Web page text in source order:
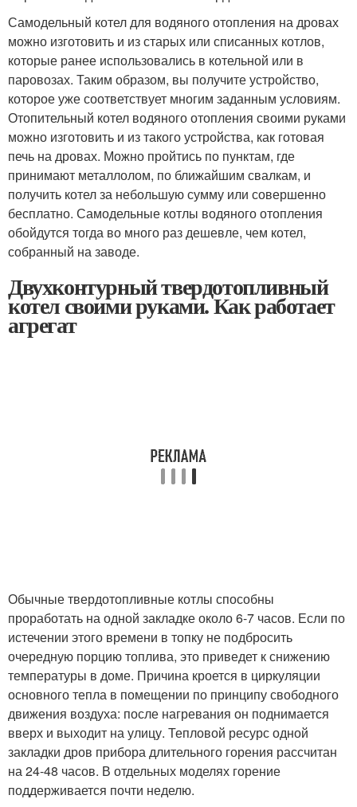
Самодельный котел для водяного отопления на дровах
можно изготовить и из старых или списанных котлов,
которые ранее использовались в котельной или в
паровозах. Таким образом, вы получите устройство,
которое уже соответствует многим заданным условиям.
Отопительный котел водяного отопления своими руками
можно изготовить и из такого устройства, как готовая
печь на дровах. Можно пройтись по пунктам, где
принимают металлолом, по ближайшим свалкам, и
получить котел за небольшую сумму или совершенно
бесплатно. Самодельные котлы водяного отопления
обойдутся тогда во много раз дешевле, чем котел,
собранный на заводе.
Двухконтурный твердотопливный
котел своими руками. Как работает
агрегат
Обычные твердотопливные котлы способны
проработать на одной закладке около 6-7 часов. Если по
истечении этого времени в топку не подбросить
очередную порцию топлива, это приведет к снижению
температуры в доме. Причина кроется в циркуляции
основного тепла в помещении по принципу свободного
движения воздуха: после нагревания он поднимается
вверх и выходит на улицу. Тепловой ресурс одной
закладки дров прибора длительного горения рассчитан
на 24-48 часов. В отдельных моделях горение
поддерживается почти неделю.